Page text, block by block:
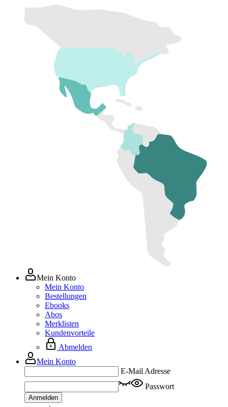
Mein Konto
Mein Konto
Bestellungen
Ebooks
Abos
Merklisten
Kundenvorteile
Abmelden
Mein Konto
E-Mail Adresse
Passwort
Anmelden